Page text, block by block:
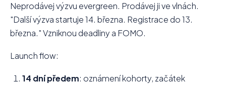
Neprodávej výzvu evergreen. Prodávej ji ve vlnách.
"Další výzva startuje 14. března. Registrace do 13.
března." Vzniknou deadliny a FOMO.
Launch flow:
14 dní předem: oznámení kohorty, začátek